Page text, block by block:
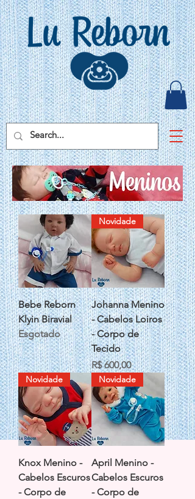
Bebe Reborn
Klyin Biravial
Esgotado
Novidade
Johanna Menino
- Cabelos Loiros
- Corpo de
Tecido
Preço
R$ 600,00
Novidade
Knox Menino -
Cabelos Escuros
- Corpo de
Novidade
April Menino -
Cabelos Escuros
- Corpo de